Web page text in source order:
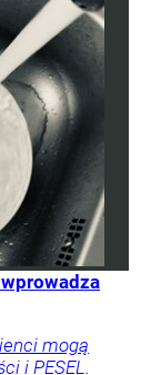
mogą
i PESEL.